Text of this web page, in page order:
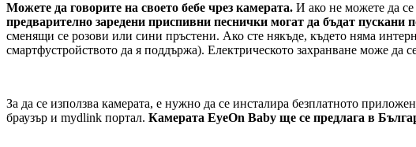
Можете да говорите на своето бебе чрез камерата. И ако не можете да
предварително заредени приспивни песнички могат да бъдат пускани
сменящи се розови или сини пръстени. Ако сте някъде, където няма
смартфустройството да я поддържа). Електрическото захранване може да
За да се използва камерата, е нужно да се инсталира безплатното
браузър и mydlink портал. Камерата EyeOn Baby ще се предлага в